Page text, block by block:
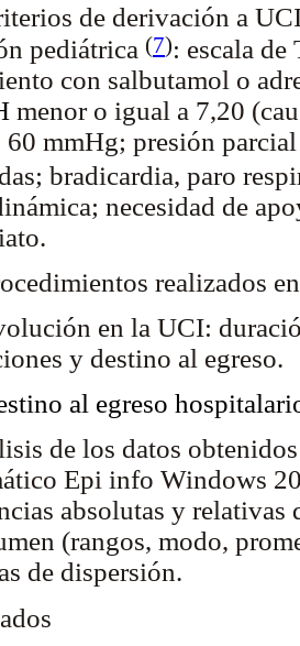
de derivación a UCI
pediátrica (7): escala
con salbutamol o
menor o igual a 7,20
60 mmHg; presión
bradicardia, paro
necesidad de
realizados
en la UCI:
y destino al egreso.
al egreso
de los datos
Epi info Windows
absolutas y relativas
(rangos, modo,
de dispersión.